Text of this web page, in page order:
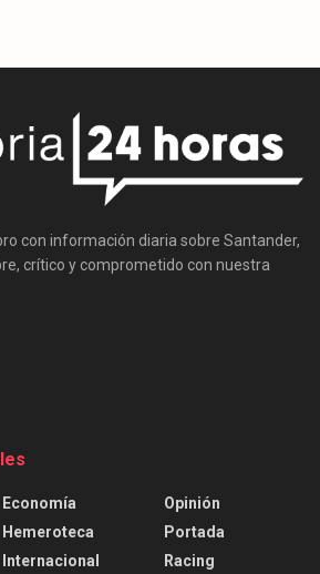
con información diaria sobre Santander,
crítico y comprometido con nuestra
Economía
Hemeroteca
Internacional
Opinión
Portada
Racing